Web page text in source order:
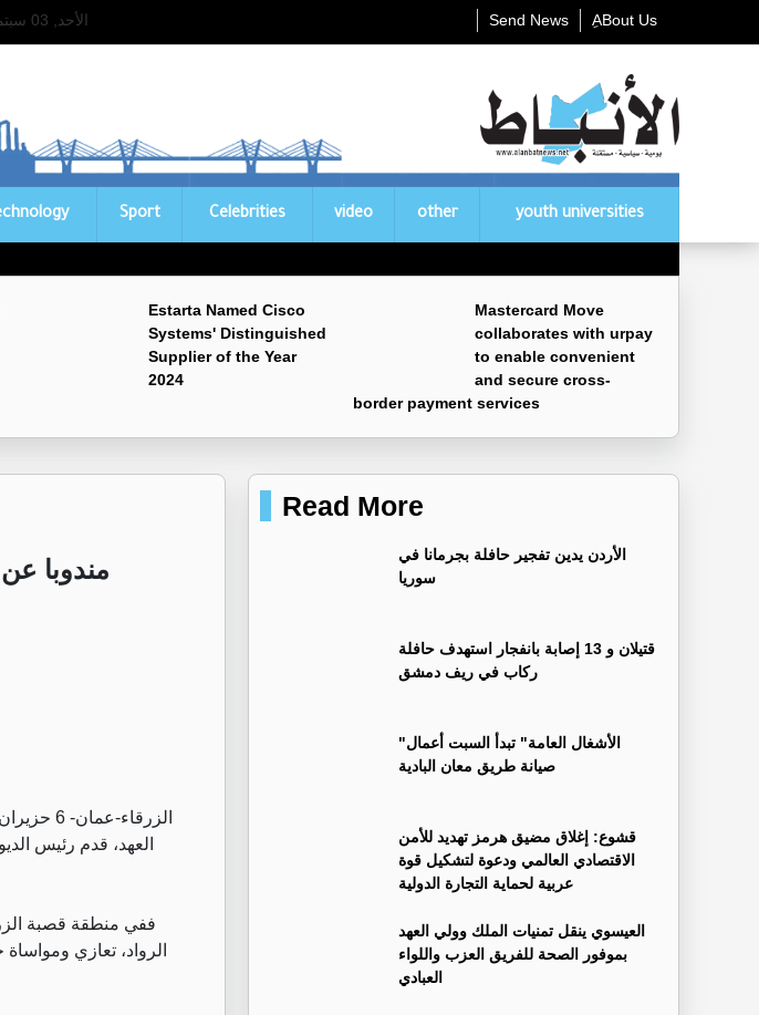
الأحد, 03 سبتمبر 2023 ِABout Us Send News
Sport Celebrities video other youth universities
Estarta Named Cisco
Systems' Distinguished
Supplier of the Year
2024
Mastercard Move
collaborates with urpay
to enable convenient
and secure cross-
border payment services
مندوبا
العهد، قدم رئيس
ففي منطقة قصبة
الرواد، تعازي
Read More
الأردن يدين تفجير حافلة بجرمانا في
سوريا
قتيلان و 13 إصابة بانفجار استهدف حافلة
ركاب في ريف دمشق
"الأشغال العامة" تبدأ السبت أعمال
صيانة طريق معان البادية
قشوع: إغلاق مضيق هرمز تهديد للأمن
الاقتصادي العالمي ودعوة لتشكيل قوة
عربية لحماية التجارة الدولية
العيسوي ينقل تمنيات الملك وولي العهد
بموفور الصحة للفريق العزب واللواء
العبادي